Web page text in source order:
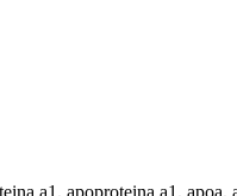
a1, apoproteina a1,